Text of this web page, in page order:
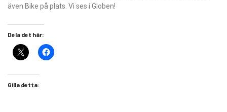
även Bike på plats. Vi ses i Globen!
Dela det här:
Gilla detta: